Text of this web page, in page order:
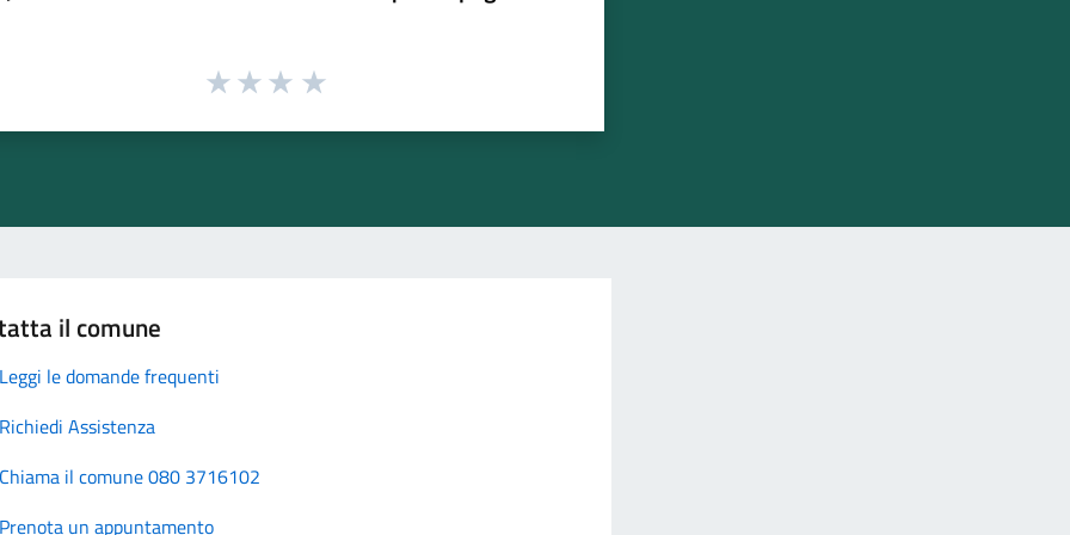
il comune
Leggi le domande frequenti
Richiedi Assistenza
Chiama il comune 080 3716102
Prenota un appuntamento